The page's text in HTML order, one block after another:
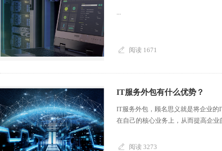
...
阅读 1671
IT服务外包有什么优势？
IT服务外包，顾名思义就是将企业
在自己的核心业务上，从而提高企业
阅读 3273